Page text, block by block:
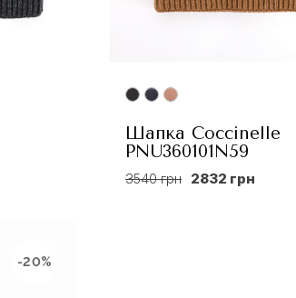
Шапка Coccinelle
PNU360101N59
3540 грн 2832 грн
-20%